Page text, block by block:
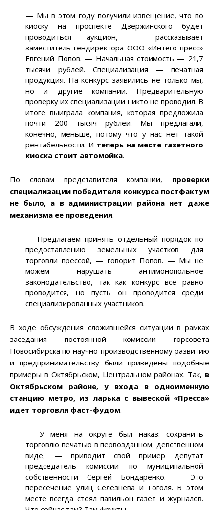
— Мы в этом году получили извещение, что по
киоску на проспекте Дзержинского будет
проводиться аукцион, — рассказывает
заместитель гендиректора ООО «Интего-пресс»
Евгений Попов. — Начальная стоимость — 21,7
тысячи рублей. Специализация — печатная
продукция. На конкурс заявились не только мы,
но и другие компании. Предварительную
проверку их специализации никто не проводил. В
итоге выиграла компания, которая предложила
почти 200 тысяч рублей. Мы предлагали,
конечно, меньше, потому что у нас нет такой
рентабельности. И теперь на месте газетного
киоска стоит автомойка.
По словам представителя компании, проверки
специализации победителя конкурса постфактум
не было, а в администрации района нет даже
механизма ее проведения.
— Предлагаем принять отдельный порядок по
предоставлению земельных участков для
торговли прессой, — говорит Попов. — Мы не
можем нарушать антимонопольное
законодательство, так как конкурс все равно
проводится, но пусть он проводится среди
специализированных участников.
В ходе обсуждения сложившейся ситуации в рамках
заседания постоянной комиссии горсовета
Новосибирска по научно-производственному развитию
и предпринимательству были приведены подобные
примеры в Октябрьском, Центральном районах. Так, в
Октябрьском районе, у входа в одноименную
станцию метро,из ларька с вывеской «Пресса»
идет торговля фаст-фудом.
— У меня на округе был наказ: сохранить
торговлю печатью в первозданном, девственном
виде, — приводит свой пример депутат
председатель комиссии по муниципальной
собственности Сергей Бондаренко. — Это
пересечение улиц Селезнева и Гоголя. В этом
месте всегда стоял павильон газет и журналов.